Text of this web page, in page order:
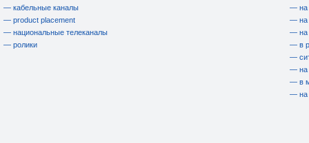
— кабельные каналы
— product placement
— национальные телеканалы
— ролики
— на
— на
— на
— в
—
— на
— в
— на